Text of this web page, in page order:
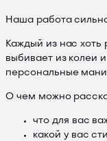
Наша работа
Каждый из нас хоть
выбивает из колеи
персональные
О чем можно
что для вас
какой у вас